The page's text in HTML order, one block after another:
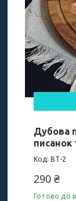
Дубова
писанок
ВТ-2
290 ₴
Готово до